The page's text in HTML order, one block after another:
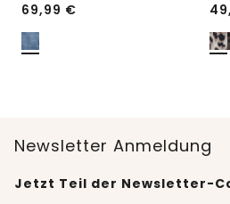
69,99 €
Newsletter Anmeldung
Jetzt Teil der Newsletter-